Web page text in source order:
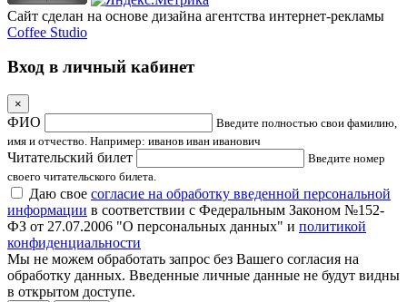
Сайт сделан на основе дизайна агентства интернет-рекламы
Coffee Studio
Вход в личный кабинет
×
ФИО
Введите полностью свои фамилию,
имя и отчество. Например: иванов иван иванович
Читательский билет
Введите номер
своего читательского билета.
Даю свое согласие на обработку введенной персональной
информации в соответствии с Федеральным Законом №152-
ФЗ от 27.07.2006 "О персональных данных" и политикой
конфиденциальности
Мы не можем обработать запрос без Вашего согласия на
обработку данных. Введенные личные данные не будут видны
в открытом доступе.